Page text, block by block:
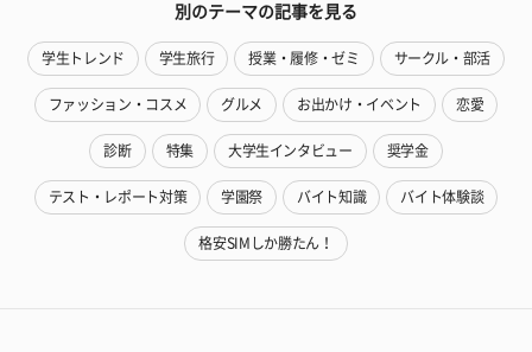
別のテーマの記事を見る
学生トレンド 学生旅行 授業・履修・ゼミ サークル・部活
ファッション・コスメ グルメ お出かけ・イベント 恋愛
診断 特集 大学生インタビュー 奨学金
テスト・レポート対策 学園祭 バイト知識 バイト体験談
格安SIMしか勝たん！